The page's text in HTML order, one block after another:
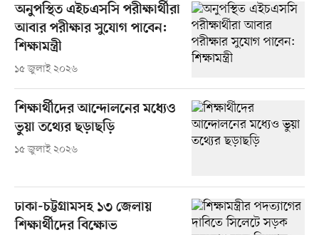
অনুপস্থিত এইচএসসি পরীক্ষার্থীরা
আবার পরীক্ষার সুযোগ পাবেন:
শিক্ষামন্ত্রী
১৫ জুলাই ২০২৬
শিক্ষার্থীদের আন্দোলনের মধ্যেও
ভুয়া তথ্যের ছড়াছড়ি
১৫ জুলাই ২০২৬
ঢাকা-চট্টগ্রামসহ ১৩ জেলায়
শিক্ষার্থীদের বিক্ষোভ